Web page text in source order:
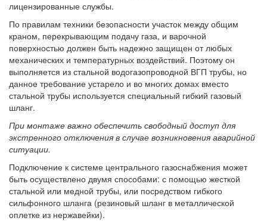
лицензированные службы.
По правилам техники безопасности участок между общим
краном, перекрывающим подачу газа, и варочной
поверхностью должен быть надежно защищен от любых
механических и температурных воздействий. Поэтому он
выполняется из стальной водогазопроводной ВГП трубы, но
данное требование устарело и во многих домах вместо
стальной трубы используется специальный гибкий газовый
шланг.
При монтаже важно обеспечить свободный доступ для
экстренного отключения в случае возникновения аварийной
ситуации.
Подключение к системе центрального газоснабжения может
быть осуществлено двумя способами: с помощью жесткой
стальной или медной трубы, или посредством гибкого
сильфонного шланга (резиновый шланг в металлической
оплетке из нержавейки).